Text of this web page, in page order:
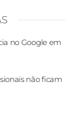
no Google em
não ficam